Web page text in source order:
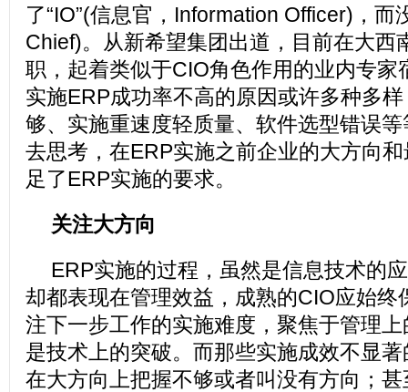
了“IO”(信息官，Information Officer)，而
Chief)。从新希望集团出道，目前在大西
职，起着类似于CIO角色作用的业内专家
实施ERP成功率不高的原因或许多种多
够、实施重速度轻质量、软件选型错误
去思考，在ERP实施之前企业的大方向
足了ERP实施的要求。
关注大方向
ERP实施的过程，虽然是信息技术的
却都表现在管理效益，成熟的CIO应始终
注下一步工作的实施难度，聚焦于管理
是技术上的突破。而那些实施成效不显
在大方向上把握不够或者叫没有方向；